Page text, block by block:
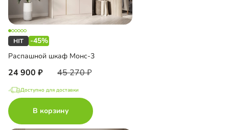
-45%
Распашной шкаф Монс-3
24 900 45 270
Доступно для доставки
В корзину